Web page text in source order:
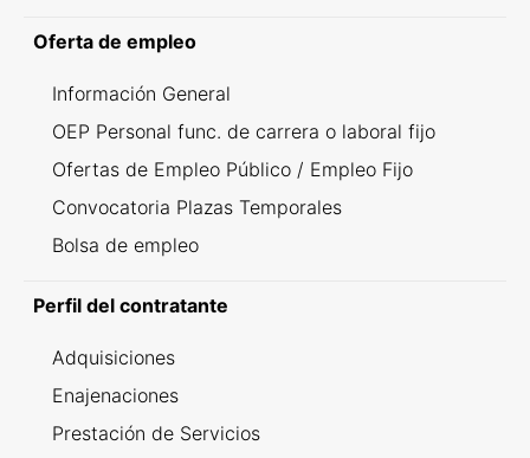
Oferta de empleo
Información General
OEP Personal func. de carrera o laboral fijo
Ofertas de Empleo Público / Empleo Fijo
Convocatoria Plazas Temporales
Bolsa de empleo
Perfil del contratante
Adquisiciones
Enajenaciones
Prestación de Servicios